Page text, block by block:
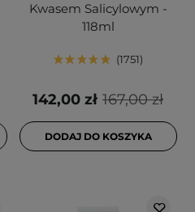
Kwasem Salicylowym -
118ml
1751
167,00 zł
142,00 zł
DODAJ DO KOSZYKA